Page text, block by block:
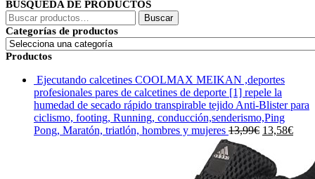
era:
110,00€.
es:
BÚSQUEDA DE PRODUCTOS
Buscar
por:
Buscar
Categorías de productos
Productos
Ejecutando calcetines COOLMAX MEIKAN ,deportes
profesionales pares de calcetines de deporte [1] repele la
humedad de secado rápido transpirable tejido Anti-Blister para
ciclismo, footing, Running, conducción,senderismo,Ping
Pong, Maratón, triatlón, hombres y mujeres 13,99€ El
original
era:
13,58€El